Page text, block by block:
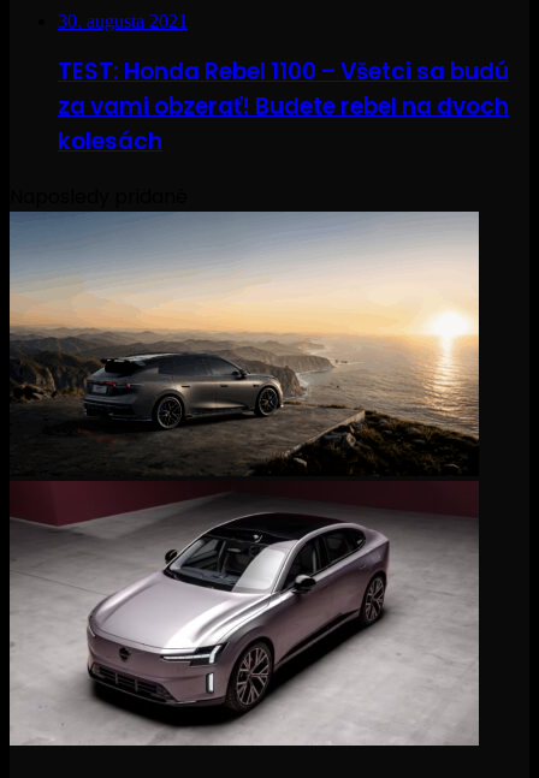
30. augusta 2021
TEST: Honda Rebel 1100 – Všetci sa budú
za vami obzerať! Budete rebel na dvoch
kolesách